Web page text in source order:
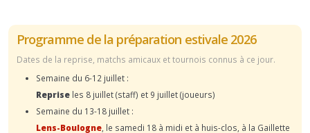
Programme de la préparation estivale 2026
Dates de la reprise, matchs amicaux et tournois connus à ce jour.
Semaine du 6-12 juillet :
Reprise les 8 juillet (staff) et 9 juillet (joueurs)
Semaine du 13-18 juillet :
Lens-Boulogne , le samedi 18 à midi et à huis-clos, à la Gaillette